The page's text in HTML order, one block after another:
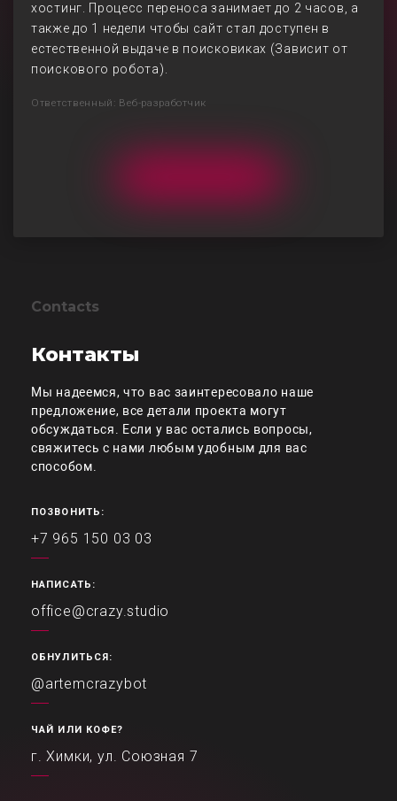
хостинг. Процесс переноса занимает до 2 часов, а
также до 1 недели чтобы сайт стал доступен в
естественной выдаче в поисковиках (Зависит от
поискового робота).
Ответственный: Веб-разработчик
Contacts
Контакты
Мы надеемся, что вас заинтересовало наше
предложение, все детали проекта могут
обсуждаться. Если у вас остались вопросы,
свяжитесь с нами любым удобным для вас
способом.
ПОЗВОНИТЬ:
+7 965 150 03 03
НАПИСАТЬ:
office@crazy.studio
ОБНУЛИТЬСЯ:
@artemcrazybot
ЧАЙ ИЛИ КОФЕ?
г. Химки, ул. Союзная 7